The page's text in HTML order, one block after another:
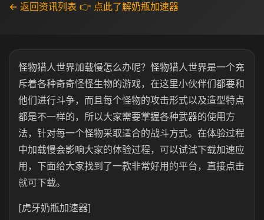
← 返回资讯列表 👉 点此了解奶瓶加速器
怪物猎人世界加载慢怎么办呢？怪物猎人世界是一个充
斥着各种奇奇怪怪生物的游戏，在这里小伙伴们都要和
他们进行斗争，而且每个怪物的攻击形式以及造型特点
都是不一样的，所以大家需要掌握各种武器的使用方
法，针对每一个怪物采取适合的战斗方式。在体验过程
中加载慢会影响大家的体验过程，可以试试下载加速应
用，下面给大家找到了一款非常好用的平台，直接点击
就可下载。
[虎牙奶瓶加速器]